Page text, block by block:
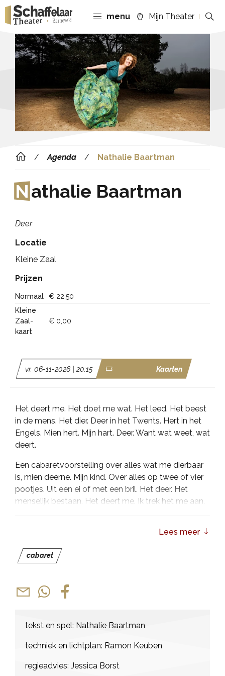
menu Mijn Theater
Agenda Nathalie Baartman
Nathalie Baartman
Deer
Het deert me. Het doet me wat. Het leed. Het beest
in de mens. Het dier. Deer in het Twents. Hert in het
Engels. Mien hert. Mijn hart. Deer. Want wat weet, wat
deert.
Een cabaretvoorstelling over alles wat me dierbaar
is, mien deerne. Mijn kind. Over alles op twee of vier
pootjes. Uit een ei of met een bril. Het deer. Het
menselijk bestaan. Het deert me. Ik trek het me aan.
Lees meer
cabaret
tekst en spel: Nathalie Baartman
techniek en lichtplan: Ramon Keuben
regieadvies: Jessica Borst
vr. 06-11-2026 | 20:15 Kaarten
Locatie
Kleine Zaal
Prijzen
Normaal
€ 22,50
Kleine
Zaal-
kaart
€ 0,00